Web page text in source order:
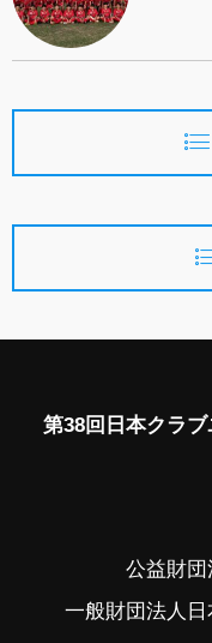
第38回日本クラ
公益財
一般財団法人